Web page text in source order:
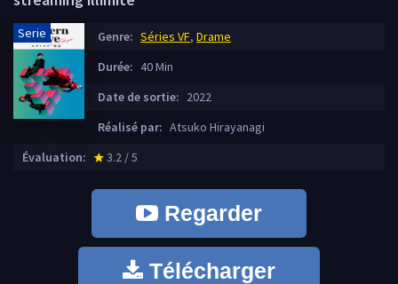
Serie Genre: Séries VF, Drame
Durée: 40 Min
Date de sortie: 2022
Réalisé par: Atsuko Hirayanagi
Évaluation:
star_rate
3.2 / 5
Regarder
Télécharger